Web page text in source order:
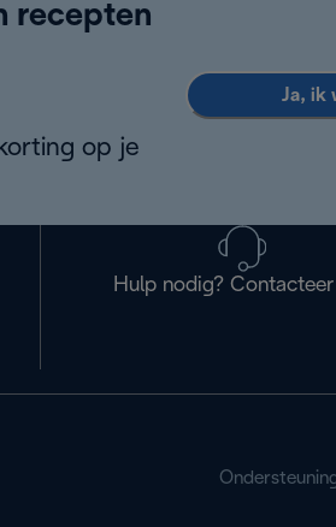
recepten
op je
Ja, ik
Hulp nodig?